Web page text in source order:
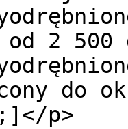
2 500
do
p>